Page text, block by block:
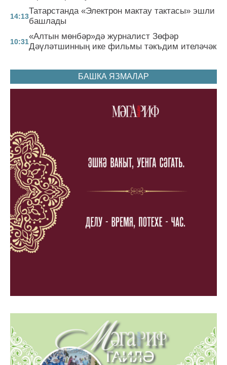
14:13
Татарстанда «Электрон мактау тактасы» эшли
башлады
10:31
«Алтын мөнбәр»дә журналист Зөфәр
Дәүләтшинның ике фильмы тәкъдим ителәчәк
БАШКА ЯЗМАЛАР